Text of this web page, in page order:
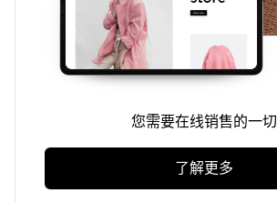
您需要在线销售的一切
了解更多